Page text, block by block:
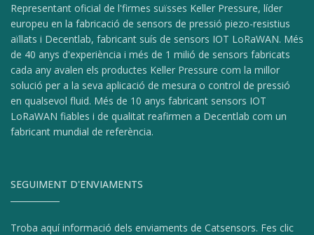
Representant oficial de l'firmes suïsses Keller Pressure, líder
europeu en la fabricació de sensors de pressió piezo-resistius
aïllats i Decentlab, fabricant suís de sensors IOT LoRaWAN. Més
de 40 anys d'experiència i més de 1 milió de sensors fabricats
cada any avalen els productes Keller Pressure com la millor
solució per a la seva aplicació de mesura o control de pressió
en qualsevol fluid. Més de 10 anys fabricant sensors IOT
LoRaWAN fiables i de qualitat reafirmen a Decentlab com un
fabricant mundial de referència.
SEGUIMENT D'ENVIAMENTS
Troba aquí informació dels enviaments de Catsensors. Fes clic